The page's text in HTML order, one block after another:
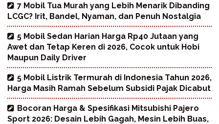
7 Mobil Tua Murah yang Lebih Menarik Dibanding
LCGC? Irit, Bandel, Nyaman, dan Penuh Nostalgia
5 Mobil Sedan Harian Harga Rp40 Jutaan yang
Awet dan Tetap Keren di 2026, Cocok untuk Hobi
Maupun Daily Driver
5 Mobil Listrik Termurah di Indonesia Tahun 2026,
Harga Masih Ramah Sebelum Subsidi Pajak Dicabut
Bocoran Harga & Spesifikasi Mitsubishi Pajero
Sport 2026: Desain Lebih Gagah, Mesin Lebih Buas,